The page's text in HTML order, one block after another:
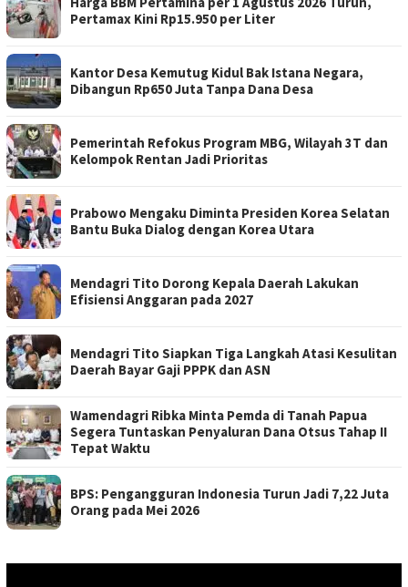
Pertamax Kini Rp15.950 per Liter
Kantor Desa Kemutug Kidul Bak Istana Negara,
Dibangun Rp650 Juta Tanpa Dana Desa
Pemerintah Refokus Program MBG, Wilayah 3T dan
Kelompok Rentan Jadi Prioritas
Prabowo Mengaku Diminta Presiden Korea Selatan
Bantu Buka Dialog dengan Korea Utara
Mendagri Tito Dorong Kepala Daerah Lakukan
Efisiensi Anggaran pada 2027
Mendagri Tito Siapkan Tiga Langkah Atasi Kesulitan
Daerah Bayar Gaji PPPK dan ASN
Wamendagri Ribka Minta Pemda di Tanah Papua
Segera Tuntaskan Penyaluran Dana Otsus Tahap II
Tepat Waktu
BPS: Pengangguran Indonesia Turun Jadi 7,22 Juta
Orang pada Mei 2026